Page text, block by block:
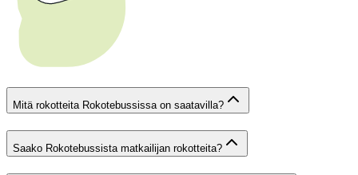
Mitä rokotteita Rokotebussissa on saatavilla?
Saako Rokotebussista matkailijan rokotteita?